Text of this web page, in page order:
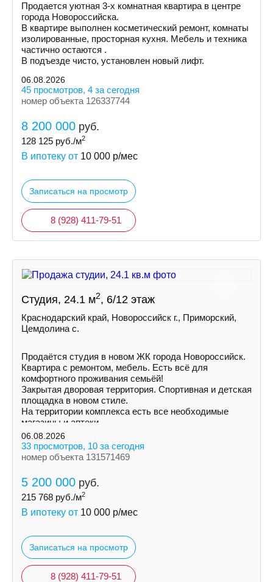
Пpoдается уютная 3-х комнатная квартира в центре
города Новороссийска.
В квартире выполнен косметический ремонт, комнаты
изолированные, просторная кухня. Мебель и техника
частично остаются .
В подъезде чисто, установлен новый лифт.
06.08.2026
45 просмотров, 4 за сегодня
номер объекта 126337744
8 200 000 руб.
128 125 руб./м2
В ипотеку от 10 000 р/мес
Записаться на просмотр
8 (928) 411-79-51
Студия, 24.1 м2, 6/12 этаж
Краснодарский край, Новороссийск г., Приморский,
Цемдолина с.
Продаётся студия в новом ЖК города Новороссийск.
Квартира с ремонтом, мебель. Есть всё для
комфортного проживания семьёй!
Закрытая дворовая территория. Спортивная и детская
площадка в новом стиле.
На территории комплекса есть все необходимые
магазины и аптеки.
06.08.2026
33 просмотров, 10 за сегодня
номер объекта 131571469
5 200 000 руб.
215 768 руб./м2
В ипотеку от 10 000 р/мес
Записаться на просмотр
8 (928) 411-79-51